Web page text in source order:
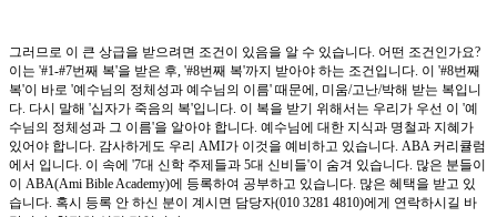
그러므로 이 큰 상급을 받으려면 조건이 있음을 알 수 있습니다. 어떤 조건인가요?
이는 '#1-#7번째 복'을 받은 후, '#8번째 복'까지 받아야 하는 조건입니다. 이 '#8번째
복'이 바로 '예수님의 정체성과 예수님의 이름' 때문에, 미움/고난/박해 받는 복입니
다. 다시 말해 '십자가 죽음의 복'입니다. 이 복을 받기 위해서는 우리가 우선 이 '예
수님의 정체성과 그 이름'을 알아야 합니다. 예수님에 대한 지식과 명철과 지혜가
있어야 합니다. 감사하게도 우리 AMI가 이것을 예비하고 있습니다. ABA 커리큘럼
에서 입니다. 이 속에 '7대 신학 주제들과 5대 신비들'이 숨겨 있습니다. 많은 분들이
이 ABA(Ami Bible Academy)에 등록하여 공부하고 있습니다. 많은 혜택을 받고 있
습니다. 혹시 등록 안 하신 분이 계시면 담당자(010 3281 4810)에게 연락하시길 바